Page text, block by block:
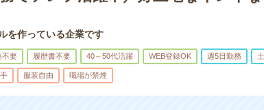
を作っている企業です
不要 履歴書不要 40～50代活躍 WEB登録OK 週5日勤務
服装自由 職場が禁煙